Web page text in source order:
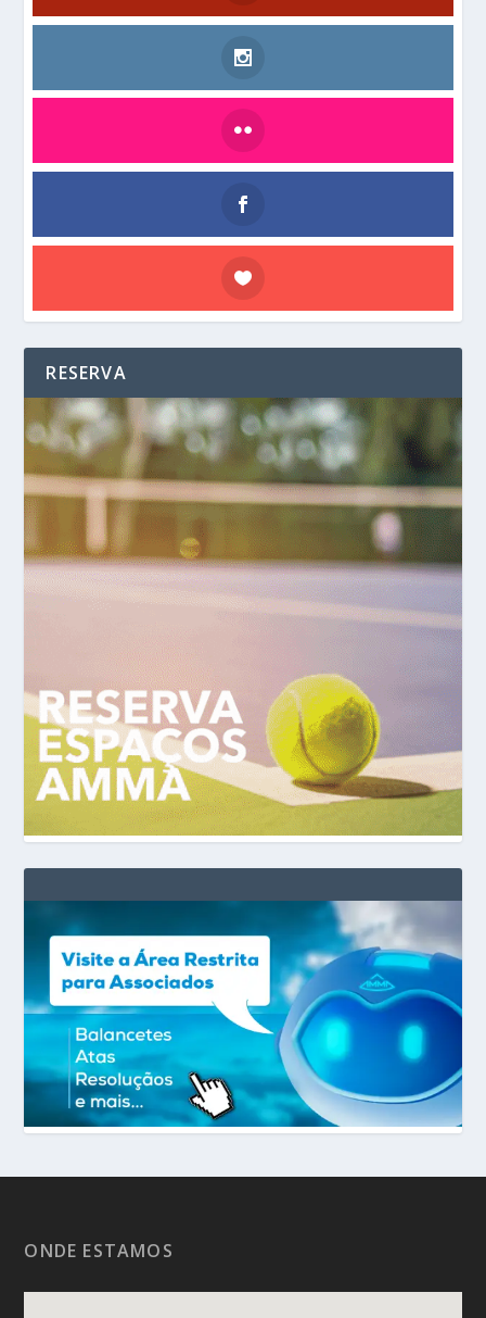
RESERVA
ONDE ESTAMOS